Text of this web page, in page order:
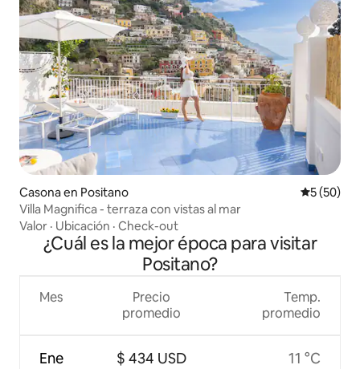
Casona en Positano
5 (50)
Villa Magnifica - terraza con vistas al mar
Valor · Ubicación · Check-out
¿Cuál es la mejor época para visitar
Positano?
Mes
Ene
Precio
promedio
$ 434 USD
Temp.
promedio
11 °C